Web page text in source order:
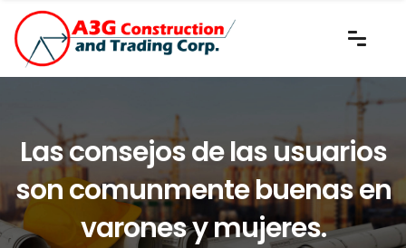
Las consejos de las usuarios
son comunmente buenas en
varones y mujeres.